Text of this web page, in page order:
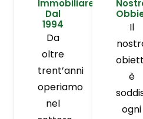
Immobiliare
Dal
1994
Da
oltre
trent’anni
operiamo
nel
Il
è
ogni